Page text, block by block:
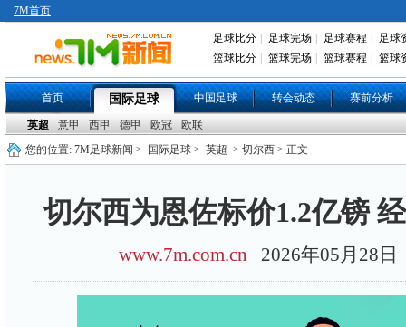
7M首页
足球比分 足球完场 足球赛程
足球
篮球比分
篮球完场 篮球赛程 篮球
首页 国际足球 中国足球 转会动态 赛前分析
英超 意甲 西甲 德甲 欧冠
欧联
您的位置: 7M足球新闻 > 国际足球 > 英超 > 切尔西 > 正文
切尔西为恩佐标价1.2亿镑
www.7m.com.cn 2026年05月28